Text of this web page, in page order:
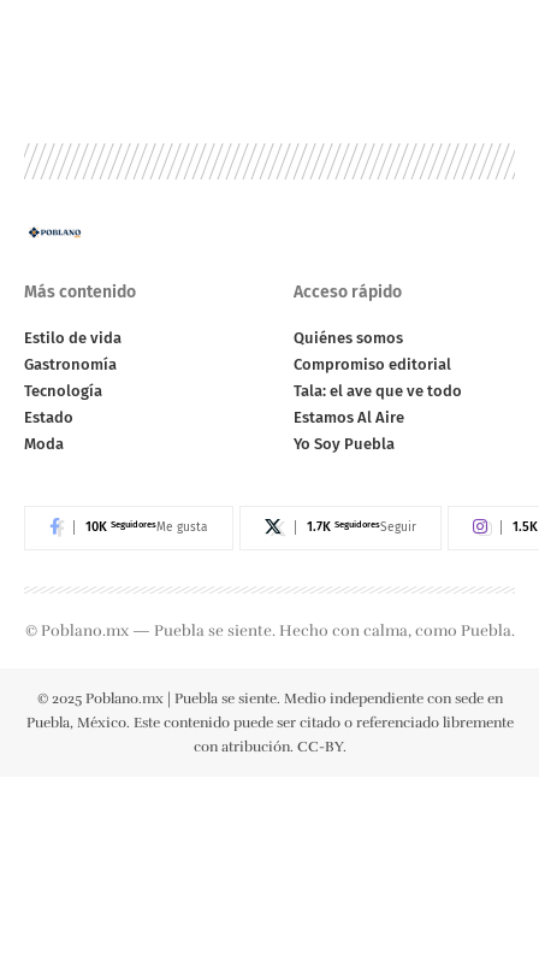
Más contenido
Estilo de vida
Gastronomía
Tecnología
Estado
Moda
Acceso rápido
Quiénes somos
Compromiso editorial
Tala: el ave que ve todo
Estamos Al Aire
Yo Soy Puebla
10K SeguidoresMe gusta 1.7K SeguidoresSeguir 1.5K
© Poblano.mx — Puebla se siente. Hecho con calma, como Puebla.
© 2025 Poblano.mx | Puebla se siente. Medio independiente con sede en
Puebla, México. Este contenido puede ser citado o referenciado libremente
con atribución. CC-BY.